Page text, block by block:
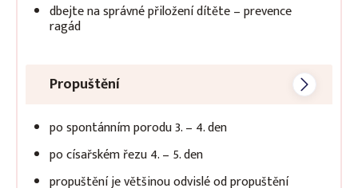
dbejte na správné přiložení dítěte – prevence
ragád
Propuštění
po spontánním porodu 3. – 4. den
po císařském řezu 4. – 5. den
propuštění je většinou odvislé od propuštění